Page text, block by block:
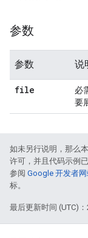
参数
参数 说
file
必
要
如未另行说明，那么
许可，并且代码示例
参阅 Google 开发者
标。
最后更新时间 (UTC)：